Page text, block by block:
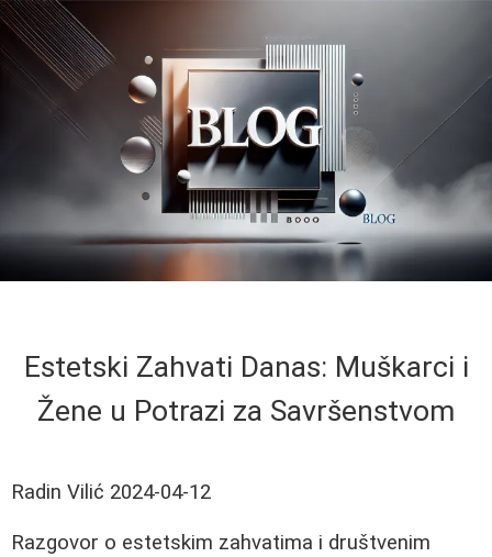
Estetski Zahvati Danas: Muškarci i
Žene u Potrazi za Savršenstvom
Radin Vilić 2024-04-12
Razgovor o estetskim zahvatima i društvenim